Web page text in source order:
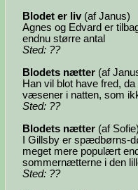
Blodet er liv (af Janus)
Agnes og Edvard er
endnu større antal
Sted: ??
Blodets nætter (af
Han vil blot have fred,
væsener i natten, som
Sted: ??
Blodets nætter (af
I Gillsby er spædbørns-
meget mere populært
sommernætterne i den
Sted: ??